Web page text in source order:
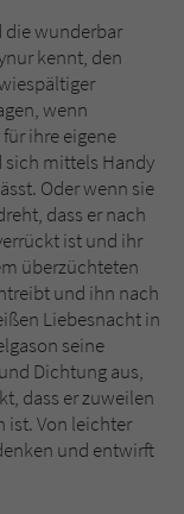
wunderbar
kennt, den
wenn
ihre eigene
mittels Handy
Oder wenn sie
dass er nach
ist und ihr
überzüchteten
und ihn nach
Liebesnacht in
seine
Dichtung aus,
dass er zuweilen
ist. Von leichter
und entwirft